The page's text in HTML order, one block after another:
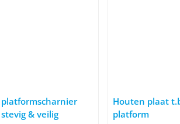
cm platformscharnier met luik –
platformscharnier
& veilig
Afbeelding
Houten plaat
platform